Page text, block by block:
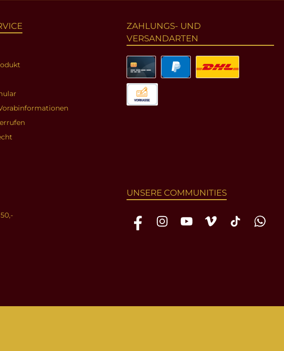
ZAHLUNGS- UND
VERSANDARTEN
UNSERE COMMUNITIES
FacebookInstagramYouTube Vimeo TikTok